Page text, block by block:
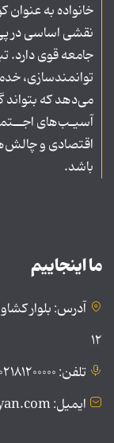
خانواده به
نقشی اساسی در
جامعه قوی دارد.
توانمندسازی،
می‌دهد که
آسیـب‌های
اقتصادی و
باشد.
ما اینجاییم
آدرس: بلوار
۱۲
تلفن: ۰۲۱۸۱۲۰۰۰۰۰
ایمیل: public@tebyan.com